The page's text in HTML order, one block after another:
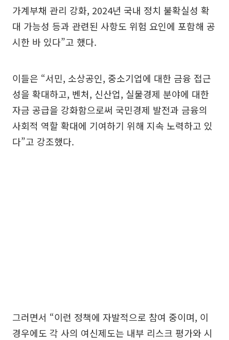
가계부채 관리 강화, 2024년 국내 정치 불확실성 확
대 가능성 등과 관련된 사항도 위험 요인에 포함해 공
시한 바 있다”고 했다.
이들은 “서민, 소상공인, 중소기업에 대한 금융 접근
성을 확대하고, 벤처, 신산업, 실물경제 분야에 대한
자금 공급을 강화함으로써 국민경제 발전과 금융의
사회적 역할 확대에 기여하기 위해 지속 노력하고 있
다”고 강조했다.
그러면서 “이런 정책에 자발적으로 참여 중이며, 이
경우에도 각 사의 여신제도는 내부 리스크 평가와 시